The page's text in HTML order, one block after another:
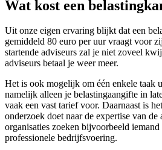
Wat kost een
Uit onze eigen ervaring blijkt dat een
gemiddeld 80 euro per uur vraagt voor
startende adviseurs zal je niet zoveel
adviseurs betaal je weer meer.
Het is ook mogelijk om één enkele taak
namelijk alleen je belastingaangifte in
vaak een vast tarief voor. Daarnaast is
onderzoek doet naar de expertise van
organisaties zoeken bijvoorbeeld
professionele bedrijfsvoering.